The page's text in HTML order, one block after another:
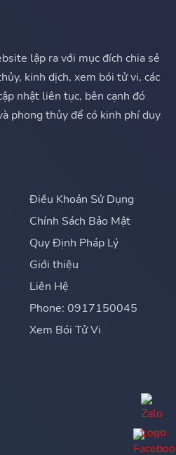
lập ra với mục đích chia sẻ
kinh dịch, xem bói tử vi, các
nhật liên tục, bên cạnh đó
phong thủy để có kinh phí duy
Điều Khoản Sử Dụng
Chính Sách Bảo Mật
Quy Định Pháp Lý
Giới thiệu
Liên Hệ
Phone: 0917150045
Xem Bói Tử Vi